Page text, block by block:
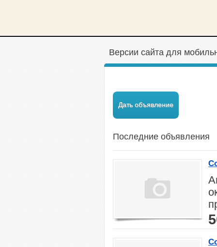
Версии сайта для
Дать объявление
Последние объявления